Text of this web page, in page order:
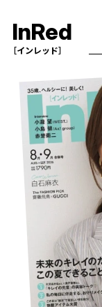
InRed
［インレッド］